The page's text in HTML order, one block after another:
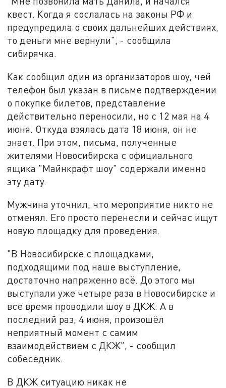
квест. Когда я сослалась на законы РФ и
предупредила о своих дальнейших действиях,
то деньги мне вернули", - сообщила
сибирячка.
Как сообщил один из организаторов шоу, чей
телефон был указан в письме подтверждении
о покупке билетов, представление
действительно переносили, но с 12 мая на 4
июня. Откуда взялась дата 18 июня, он не
знает. При этом, письма, полученные
жителями Новосибирска с официального
ящика "Майнкрафт шоу" содержали именно
эту дату.
Мужчина уточнил, что мероприятие никто не
отменял. Его просто перенесли и сейчас ищут
новую площадку для проведения.
"В Новосибирске с площадками,
подходящими под наше выступление,
достаточно напряженно всё. До этого мы
выступали уже четыре раза в Новосибирске и
всё время проводили шоу в ДКЖ. А в
последний раз, 4 июня, произошёл
неприятный момент с самим
взаимодействием с ДКЖ", - сообщил
собеседник.
В ДКЖ ситуацию никак не